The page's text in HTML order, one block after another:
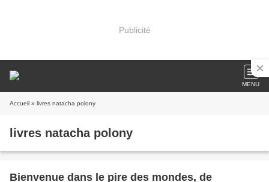
Publicité
MENU
Accueil » livres natacha polony
livres natacha polony
Bienvenue dans le pire des mondes, de